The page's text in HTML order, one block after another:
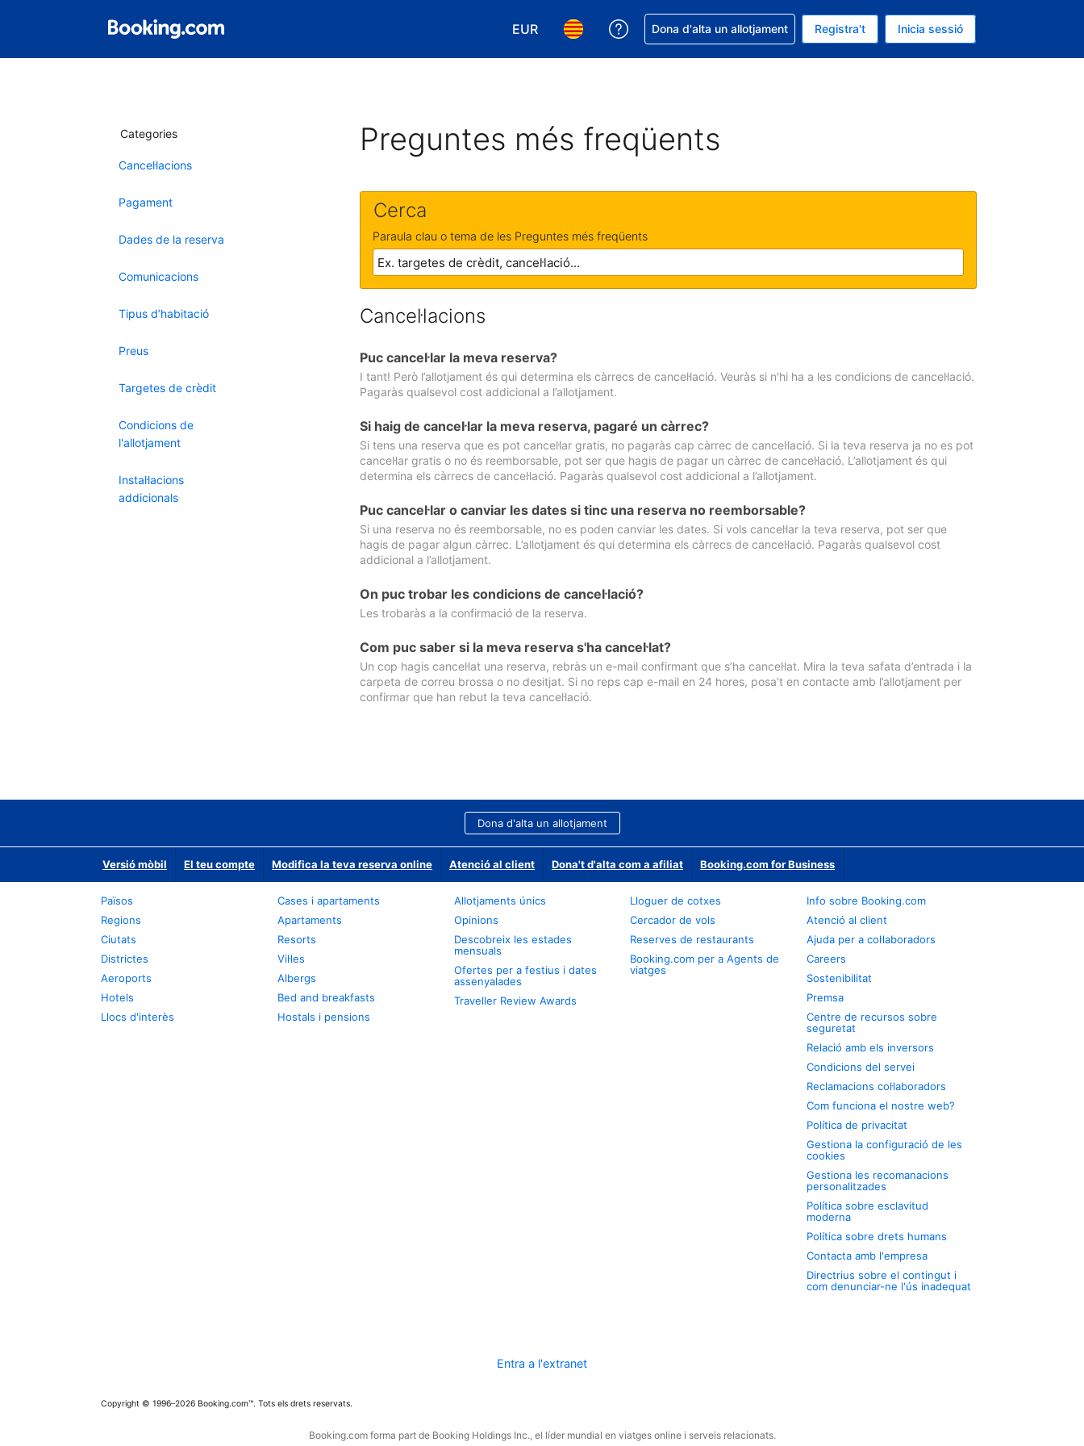
EUR
Tria la moneda. La moneda actual és EUR
Tria l'idioma. L'idioma actual és Català
Rep ajuda amb la reserva
Dona d'alta un allotjament Registra't Inicia sessió
Categories
Cancel·lacions
Pagament
Dades de la reserva
Comunicacions
Tipus d’habitació
Preus
Targetes de crèdit
Condicions de
l'allotjament
Instal·lacions
addicionals
Preguntes més freqüents
Cerca
Paraula clau o tema de les Preguntes més freqüents
Cancel·lacions
Puc cancel·lar la meva reserva?
I tant! Però l’allotjament és qui determina els càrrecs de cancel·lació. Veuràs si n'hi ha a les condicions de cancel·lació.
Pagaràs qualsevol cost addicional a l’allotjament.
Si haig de cancel·lar la meva reserva, pagaré un càrrec?
Si tens una reserva que es pot cancel·lar gratis, no pagaràs cap càrrec de cancel·lació. Si la teva reserva ja no es pot
cancel·lar gratis o no és reemborsable, pot ser que hagis de pagar un càrrec de cancel·lació. L’allotjament és qui
determina els càrrecs de cancel·lació. Pagaràs qualsevol cost addicional a l’allotjament.
Puc cancel·lar o canviar les dates si tinc una reserva no reemborsable?
Si una reserva no és reemborsable, no es poden canviar les dates. Si vols cancel·lar la teva reserva, pot ser que
hagis de pagar algun càrrec. L’allotjament és qui determina els càrrecs de cancel·lació. Pagaràs qualsevol cost
addicional a l’allotjament.
On puc trobar les condicions de cancel·lació?
Les trobaràs a la confirmació de la reserva.
Com puc saber si la meva reserva s'ha cancel·lat?
Un cop hagis cancel·lat una reserva, rebràs un e-mail confirmant que s’ha cancel·lat. Mira la teva safata d’entrada i la
carpeta de correu brossa o no desitjat. Si no reps cap e-mail en 24 hores, posa’t en contacte amb l’allotjament per
confirmar que han rebut la teva cancel·lació.
Dona d'alta un allotjament
Versió mòbil El teu compte Modifica la teva reserva online Atenció al client Dona't d'alta com a afiliat Booking.com for Business
Països
Regions
Ciutats
Districtes
Aeroports
Hotels
Llocs d'interès
Cases i apartaments
Apartaments
Resorts
Vil·les
Albergs
Bed and breakfasts
Hostals i pensions
Allotjaments únics
Opinions
Descobreix les estades
mensuals
Ofertes per a festius i dates
assenyalades
Traveller Review Awards
Lloguer de cotxes
Cercador de vols
Reserves de restaurants
Booking.com per a Agents de
viatges
Info sobre Booking.com
Atenció al client
Ajuda per a col·laboradors
Careers
Sostenibilitat
Premsa
Centre de recursos sobre
seguretat
Relació amb els inversors
Condicions del servei
Reclamacions col·laboradors
Com funciona el nostre web?
Política de privacitat
Gestiona la configuració de les
cookies
Gestiona les recomanacions
personalitzades
Política sobre esclavitud
moderna
Política sobre drets humans
Contacta amb l'empresa
Directrius sobre el contingut i
com denunciar-ne l'ús inadequat
Entra a l'extranet
Copyright © 1996–2026 Booking.com™. Tots els drets reservats.
Booking.com forma part de Booking Holdings Inc., el líder mundial en viatges online i serveis relacionats.